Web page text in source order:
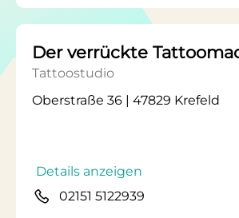
Der verrückte
Tattoostudio
Oberstraße 36 | 47829 Krefeld
Details anzeigen
02151 5122939